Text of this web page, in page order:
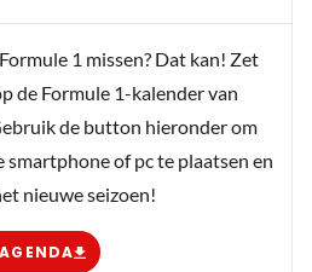
1 missen? Dat kan! Zet
de Formule 1-kalender van
de button hieronder om
smartphone of pc te plaatsen en
nieuwe seizoen!